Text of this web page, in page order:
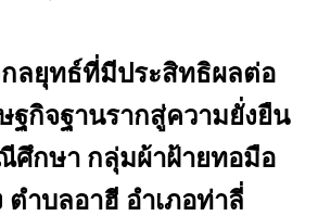
กลยุทธ์ที่มีประสิทธิผลต่อ
ฐกิจฐานรากสู่ความยั่งยืน
ศึกษา กลุ่มผ้าฝ้ายทอมือ
ตำบลอาฮี อำเภอท่าลี่